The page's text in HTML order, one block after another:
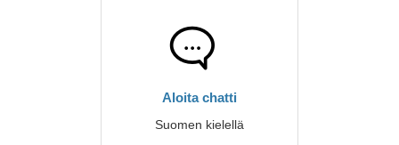
Aloita chatti
Suomen kielellä